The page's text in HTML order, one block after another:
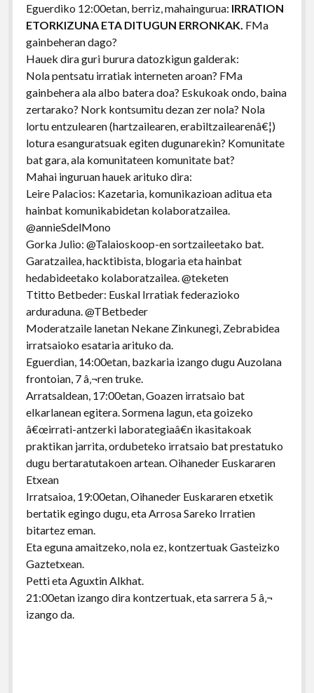
Eguerdiko 12:00etan, berriz, mahaingurua: IRRATION
ETORKIZUNA ETA DITUGUN ERRONKAK. FMa
gainbeheran dago?
Hauek dira guri burura datozkigun galderak:
Nola pentsatu irratiak interneten aroan? FMa
gainbehera ala albo batera doa? Eskukoak ondo, baina
zertarako? Nork kontsumitu dezan zer nola? Nola
lortu entzulearen (hartzailearen, erabiltzailearenâ€¦)
lotura esanguratsuak egiten dugunarekin? Komunitate
bat gara, ala komunitateen komunitate bat?
Mahai inguruan hauek arituko dira:
Leire Palacios: Kazetaria, komunikazioan aditua eta
hainbat komunikabidetan kolaboratzailea.
@annieSdelMono
Gorka Julio: @Talaioskoop-en sortzaileetako bat.
Garatzailea, hacktibista, blogaria eta hainbat
hedabideetako kolaboratzailea. @teketen
Ttitto Betbeder: Euskal Irratiak federazioko
arduraduna. @TBetbeder
Moderatzaile lanetan Nekane Zinkunegi, Zebrabidea
irratsaioko esataria arituko da.
Eguerdian, 14:00etan, bazkaria izango dugu Auzolana
frontoian, 7 â‚¬ren truke.
Arratsaldean, 17:00etan, Goazen irratsaio bat
elkarlanean egitera. Sormena lagun, eta goizeko
â€œirrati-antzerki laborategiaâ€n ikasitakoak
praktikan jarrita, ordubeteko irratsaio bat prestatuko
dugu bertaratutakoen artean. Oihaneder Euskararen
Etxean
Irratsaioa, 19:00etan, Oihaneder Euskararen etxetik
bertatik egingo dugu, eta Arrosa Sareko Irratien
bitartez eman.
Eta eguna amaitzeko, nola ez, kontzertuak Gasteizko
Gaztetxean.
Petti eta Aguxtin Alkhat.
21:00etan izango dira kontzertuak, eta sarrera 5 â‚¬
izango da.